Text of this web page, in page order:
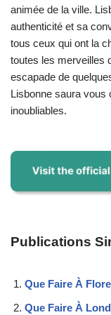
animée de la ville.
authenticité et sa
tous ceux qui ont la
toutes les merveilles
escapade de
Lisbonne saura vous
inoubliables.
Publications
Que Faire À
Que Faire À